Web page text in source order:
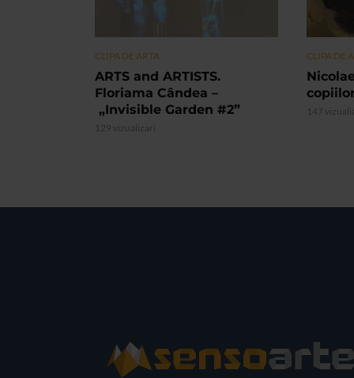
CLIPA DE ARTA
ARTS and ARTISTS.
Floriama Cândea –
„Invisible Garden #2”
129 vizualizari
CLIPA DE
147